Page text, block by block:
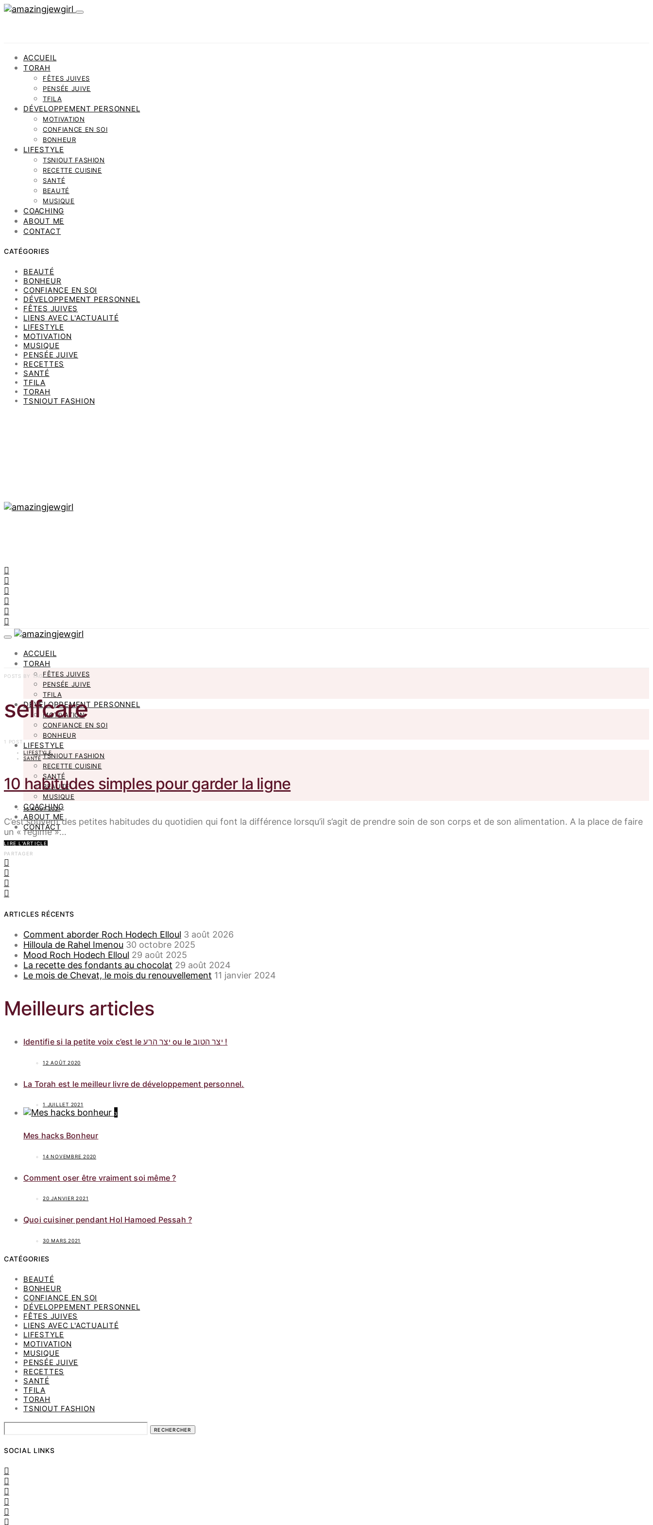
ACCUEIL
TORAH
FÊTES JUIVES
PENSÉE JUIVE
TFILA
DÉVELOPPEMENT PERSONNEL
MOTIVATION
CONFIANCE EN SOI
BONHEUR
LIFESTYLE
TSNIOUT FASHION
RECETTE CUISINE
SANTÉ
BEAUTÉ
MUSIQUE
COACHING
ABOUT ME
CONTACT
CATÉGORIES
BEAUTÉ
BONHEUR
CONFIANCE EN SOI
DÉVELOPPEMENT PERSONNEL
FÊTES JUIVES
LIENS AVEC L'ACTUALITÉ
LIFESTYLE
MOTIVATION
MUSIQUE
PENSÉE JUIVE
RECETTES
SANTÉ
TFILA
TORAH
TSNIOUT FASHION
ACCUEIL
TORAH
FÊTES JUIVES
PENSÉE JUIVE
TFILA
DÉVELOPPEMENT PERSONNEL
MOTIVATION
CONFIANCE EN SOI
BONHEUR
LIFESTYLE
TSNIOUT FASHION
RECETTE CUISINE
SANTÉ
BEAUTÉ
MUSIQUE
COACHING
ABOUT ME
CONTACT
POSTS BY TAG
selfcare
1 POST
LIFESTYLE
SANTÉ
10 habitudes simples pour garder la ligne
15 AOÛT 2021
C’est souvent des petites habitudes du quotidien qui font la différence lorsqu’il s’agit de prendre soin de son corps et de son alimentation. A la place de faire
un « régime »…
LIRE L'ARTICLE
PARTAGER
ARTICLES RÉCENTS
Comment aborder Roch Hodech Elloul 3 août 2026
Hilloula de Rahel Imenou 30 octobre 2025
Mood Roch Hodech Elloul 29 août 2025
La recette des fondants au chocolat 29 août 2024
Le mois de Chevat, le mois du renouvellement 11 janvier 2024
Meilleurs articles
Identifie si la petite voix c’est le יצר הרע ou le יצר הטוב !
12 AOÛT 2020
La Torah est le meilleur livre de développement personnel.
1 JUILLET 2021
3
Mes hacks Bonheur
14 NOVEMBRE 2020
Comment oser être vraiment soi même ?
20 JANVIER 2021
Quoi cuisiner pendant Hol Hamoed Pessah ?
30 MARS 2021
CATÉGORIES
BEAUTÉ
BONHEUR
CONFIANCE EN SOI
DÉVELOPPEMENT PERSONNEL
FÊTES JUIVES
LIENS AVEC L'ACTUALITÉ
LIFESTYLE
MOTIVATION
MUSIQUE
PENSÉE JUIVE
RECETTES
SANTÉ
TFILA
TORAH
TSNIOUT FASHION
RECHERCHER
SOCIAL LINKS